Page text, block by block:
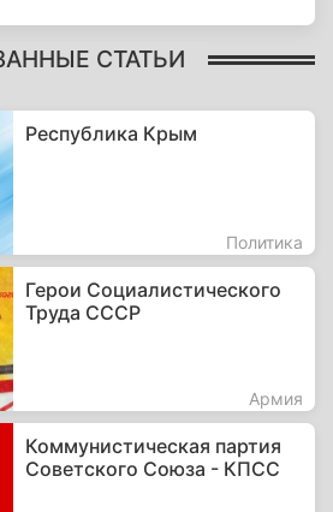
СТАТЬИ
Республика Крым
Политика
Герои Социалистического
Труда СССР
Армия
Коммунистическая партия
Советского Союза - КПСС